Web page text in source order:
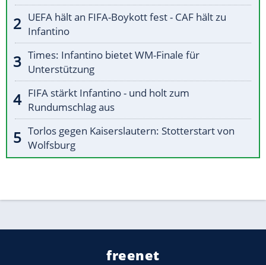
UEFA hält an FIFA-Boykott fest - CAF hält zu
Infantino
Times: Infantino bietet WM-Finale für
Unterstützung
FIFA stärkt Infantino - und holt zum
Rundumschlag aus
Torlos gegen Kaiserslautern: Stotterstart von
Wolfsburg
freenet